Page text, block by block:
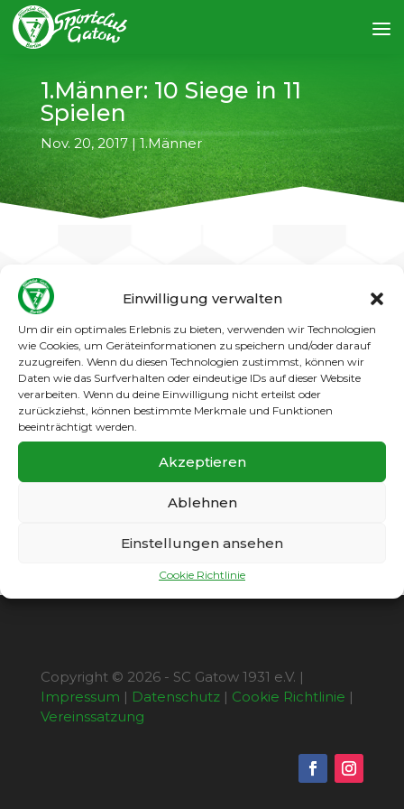
Einwilligung verwalten
Um dir ein optimales Erlebnis zu bieten, verwenden wir Technologien
wie Cookies, um Geräteinformationen zu speichern und/oder darauf
zuzugreifen. Wenn du diesen Technologien zustimmst, können wir
Daten wie das Surfverhalten oder eindeutige IDs auf dieser Website
verarbeiten. Wenn du deine Einwilligung nicht erteilst oder
zurückziehst, können bestimmte Merkmale und Funktionen
beeinträchtigt werden.
Akzeptieren
Ablehnen
Einstellungen ansehen
Cookie Richtlinie
1.Männer: 10 Siege in 11
Spielen
Nov. 20, 2017|1.Männer
← vorheriger Artikel nächster Artikel
Das ist schon beeindruckend. In den bislang 11
absolvierten Punktspielen der Saison ging
unsere 1. Mannschaft zehnmal als Sieger vom
Platz. Beim gestrigen glanzlosen, aber
dennoch verdienten 3:1-Erfolg über
Johannisthal erzielte Gatows Torjäger Gino
Hofmeister alle drei Gatower Tore.
Saisonbilanz bereits auf 18 Treffer!
Copyright © 2026 - SC Gatow 1931 e.V. |
Impressum | Datenschutz| Cookie Richtlinie |
Vereinssatzung